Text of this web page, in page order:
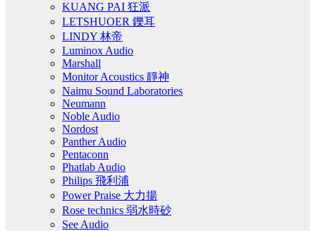
KUANG PAI 狂派
LETSHUOER 鑠耳
LINDY 林帝
Luminox Audio
Marshall
Monitor Acoustics 靜神
Naimu Sound Laboratories
Neumann
Noble Audio
Nordost
Panther Audio
Pentaconn
Phatlab Audio
Philips 飛利浦
Power Praise 大力揚
Rose technics 弱水時砂
See Audio